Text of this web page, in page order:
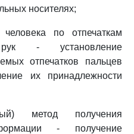
носителях;
по отпечаткам
- установление
отпечатков пальцев
их принадлежности
метод получения
- получение